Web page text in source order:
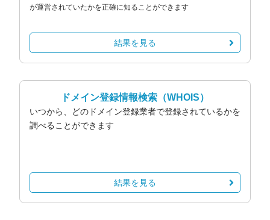
が運営されていたかを正確に知ることができます
結果を見る
ドメイン登録情報検索 （WHOIS）
いつから、どのドメイン登録業者で登録されているかを
調べることができます
結果を見る